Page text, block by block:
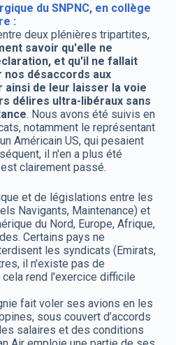
du SNPNC, en collège
:
deux plénières tripartites,
savoir qu'elle ne
et qu'il ne fallait
désaccords aux
de leur laisser la voie
délires ultra-libéraux sans
. Nous avons été suivis en
notamment le représentant
Américain US, qui pesaient
il n'en a plus été
clairement passé.
et de législations entre les
Navigants, Maintenance) et
du Nord, Europe, Afrique,
Certains pays ne
les syndicats (Emirats,
il n'existe pas de
rend l'exercice difficile
fait voler ses avions en les
sous couvert d’accords
salaires et des conditions